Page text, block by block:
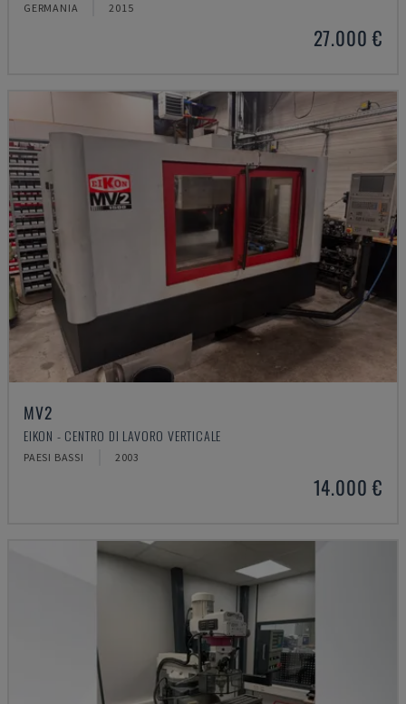
GERMANIA 2015
27.000 €
MV2
EIKON - CENTRO DI LAVORO VERTICALE
PAESI BASSI 2003
14.000 €